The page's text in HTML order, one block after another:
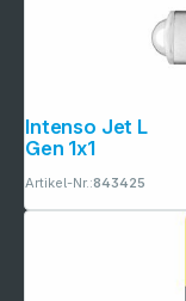
Intenso Jet Line
Gen 1x1
Artikel-Nr.:843425